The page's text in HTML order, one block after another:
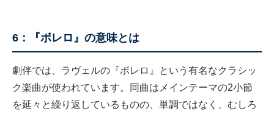
6：『ボレロ』の意味とは
劇伴では、ラヴェルの『ボレロ』という有名なクラシッ
ク楽曲が使われています。同曲はメインテーマの2小節
を延々と繰り返しているものの、単調ではなく、むしろ